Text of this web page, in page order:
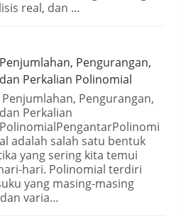
real, dan …
Penjumlahan, Pengurangan,
dan Perkalian Polinomial
Penjumlahan, Pengurangan,
dan Perkalian
PolinomialPengantarPolinomi
al adalah salah satu bentuk
yang sering kita temui
hari. Polinomial terdiri
yang masing-masing
varia…